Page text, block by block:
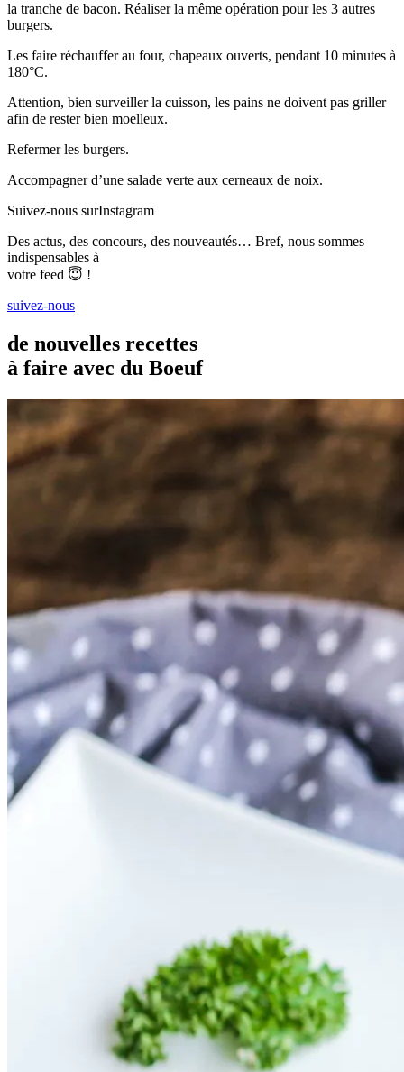
la tranche de bacon. Réaliser la même opération pour les 3 autres
burgers.
Les faire réchauffer au four, chapeaux ouverts, pendant 10 minutes à
180°C.
Attention, bien surveiller la cuisson, les pains ne doivent pas griller
afin de rester bien moelleux.
Refermer les burgers.
Accompagner d’une salade verte aux cerneaux de noix.
Suivez-nous surInstagram
Des actus, des concours, des nouveautés… Bref, nous sommes
indispensables à
votre feed 😇 !
suivez-nous
de nouvelles recettes
à faire avec du Boeuf